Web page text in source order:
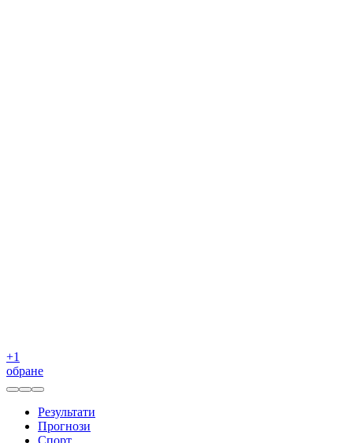
+1
обране
Результати
Прогнози
Спорт